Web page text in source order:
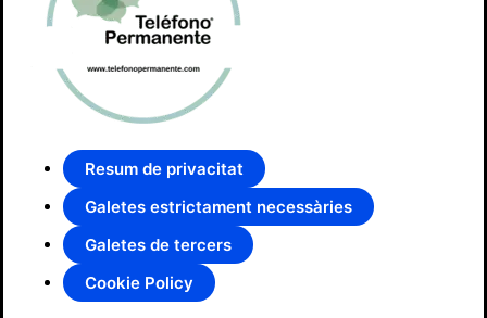
Resum de privacitat
Galetes estrictament necessàries
Galetes de tercers
Cookie Policy